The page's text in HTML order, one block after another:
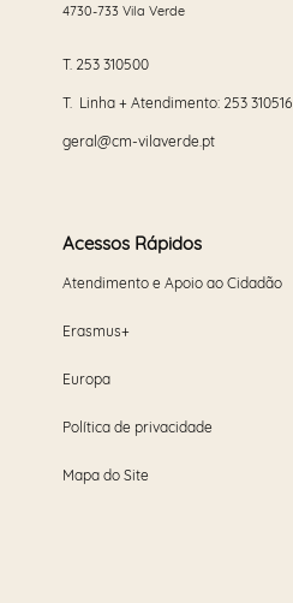
4730-733 Vila Verde
T. 253 310500
T. Linha + Atendimento: 253 310516
geral@cm-vilaverde.pt
Acessos Rápidos
Atendimento e Apoio ao Cidadão
Erasmus+
Europa
Política de privacidade
Mapa do Site